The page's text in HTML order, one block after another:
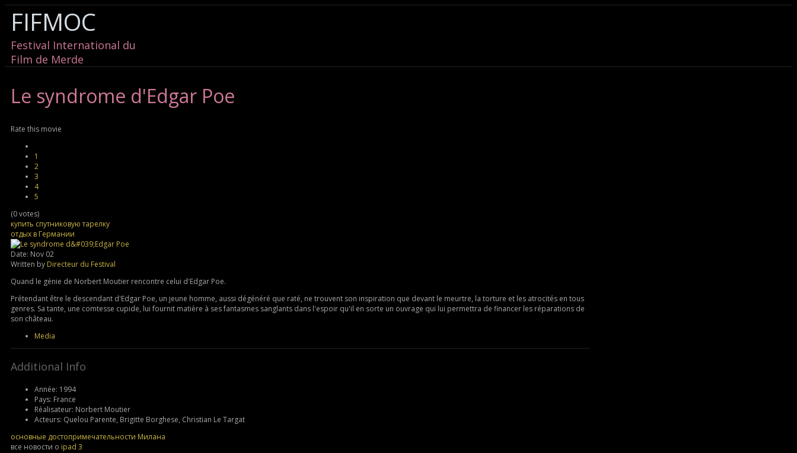
FIFMOC
Festival International du
Film de Merde
Le syndrome d'Edgar Poe
Rate this movie
1
2
3
4
5
(0 votes)
купить спутниковую тарелку
отдых в Германии
Date: Nov 02
Written by Directeur du Festival
Quand le génie de Norbert Moutier rencontre celui d'Edgar Poe.
Prétendant être le descendant d'Edgar Poe, un jeune homme, aussi dégénéré que raté, ne trouvent son inspiration que devant le meurtre, la torture et les atrocités en tous
genres. Sa tante, une comtesse cupide, lui fournit matière à ses fantasmes sanglants dans l'espoir qu'il en sorte un ouvrage qui lui permettra de financer les réparations de
son château.
Media
Additional Info
Année: 1994
Pays: France
Réalisateur: Norbert Moutier
Acteurs: Quelou Parente, Brigitte Borghese, Christian Le Targat
основные достопримечательности Милана
все новости о ipad 3